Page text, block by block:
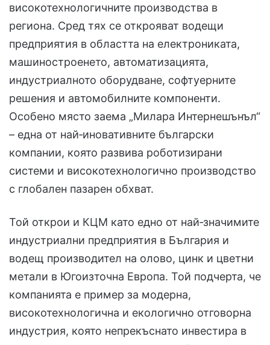
високотехнологичните производства в
региона. Сред тях се открояват водещи
предприятия в областта на електрониката,
машиностроенето, автоматизацията,
индустриалното оборудване, софтуерните
решения и автомобилните компоненти.
Особено място заема „Милара Интернешънъл“
– една от най‑иновативните български
компании, която развива роботизирани
системи и високотехнологично производство
с глобален пазарен обхват.
Той открои и КЦМ като едно от най‑значимите
индустриални предприятия в България и
водещ производител на олово, цинк и цветни
метали в Югоизточна Европа. Той подчерта, че
компанията е пример за модерна,
високотехнологична и екологично отговорна
индустрия, която непрекъснато инвестира в